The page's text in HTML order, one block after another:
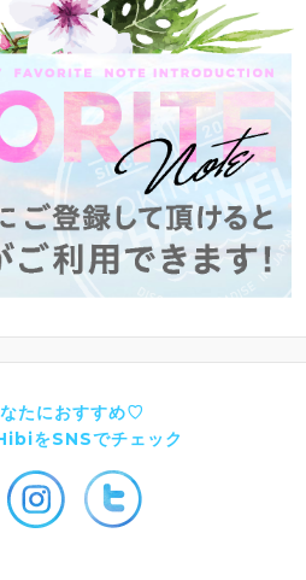
たにおすすめ♡
をSNSでチェック